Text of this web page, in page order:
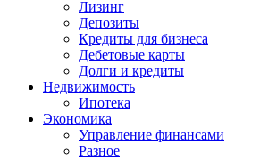
Лизинг
Депозиты
Кредиты для бизнеса
Дебетовые карты
Долги и кредиты
Недвижимость
Ипотека
Экономика
Управление финансами
Разное